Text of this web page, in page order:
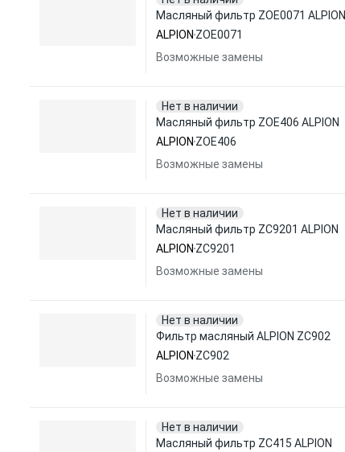
Масляный фильтр ZOE0071 ALPION
ALPION ZOE0071
Возможные замены
Нет в наличии
Масляный фильтр ZOE406 ALPION
ALPION ZOE406
Возможные замены
Нет в наличии
Масляный фильтр ZC9201 ALPION
ALPION ZC9201
Возможные замены
Нет в наличии
Фильтр масляный ALPION ZC902
ALPION ZC902
Возможные замены
Нет в наличии
Масляный фильтр ZC415 ALPION